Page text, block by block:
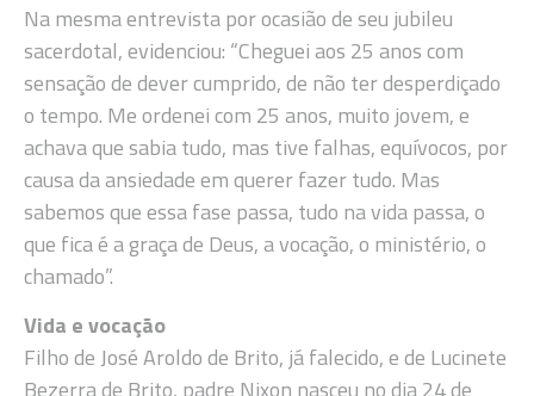
Na mesma entrevista por ocasião de seu jubileu
sacerdotal, evidenciou: “Cheguei aos 25 anos com
sensação de dever cumprido, de não ter desperdiçado
o tempo. Me ordenei com 25 anos, muito jovem, e
achava que sabia tudo, mas tive falhas, equívocos, por
causa da ansiedade em querer fazer tudo. Mas
sabemos que essa fase passa, tudo na vida passa, o
que fica é a graça de Deus, a vocação, o ministério, o
chamado”.
Vida e vocação
Filho de José Aroldo de Brito, já falecido, e de Lucinete
Bezerra de Brito, padre Nixon nasceu no dia 24 de